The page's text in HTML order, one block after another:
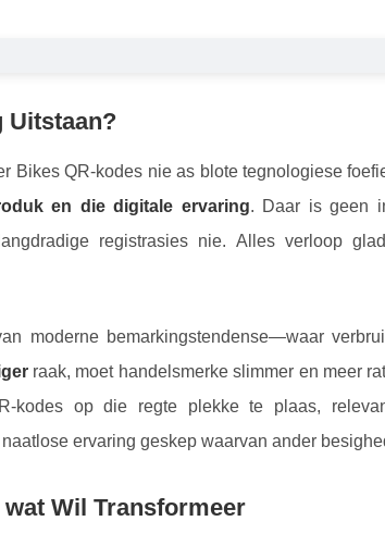
Uitstaan?
Bikes QR-kodes nie as blote tegnologiese
en die digitale ervaring. Daar is geen
registrasies nie. Alles verloop
moderne bemarkingstendense—waar
raak, moet handelsmerke slimmer en meer
kodes op die regte plekke te plaas,
ervaring geskep waarvan ander
Wil Transformeer